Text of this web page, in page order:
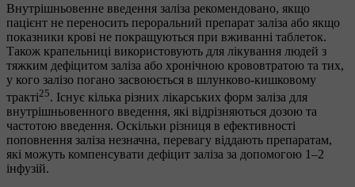
Внутрішньовенне введення заліза рекомендовано, якщо
пацієнт не переносить пероральний препарат заліза або якщо
показники крові не покращуються при вживанні таблеток.
Також крапельниці використовують для лікування людей з
тяжким дефіцитом заліза або хронічною крововтратою та тих,
у кого залізо погано засвоюється в шлунково-кишковому
тракті25. Існує кілька різних лікарських форм заліза для
внутрішньовенного введення, які відрізняються дозою та
частотою введення. Оскільки різниця в ефективності
поповнення заліза незначна, перевагу віддають препаратам,
які можуть компенсувати дефіцит заліза за допомогою 1–2
інфузій.